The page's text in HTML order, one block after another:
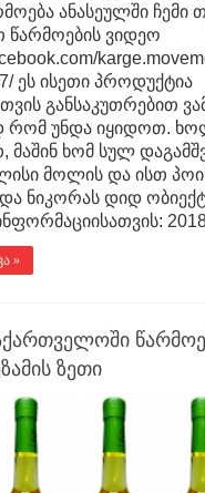
ანასეულში ჩემი
წარმოების ვიდეო
ეს ისეთი პროდუქტია
განსაკუთრებით
რომ უნდა იყიდოთ.
მაშინ ხომ სულ
მოლის და ისთ
ნიკორას დიდ
»
ზეთი